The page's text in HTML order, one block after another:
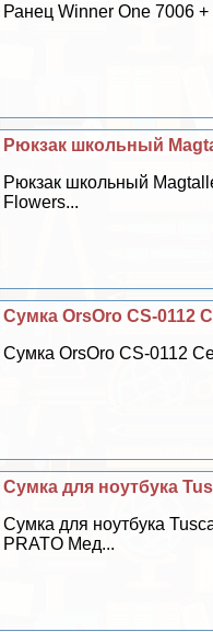
Ранец Winner One 7006
Рюкзак школьный
Рюкзак школьный
Flowers...
Сумка OrsOro CS-0112
Сумка OrsOro CS-0112
Сумка для ноутбука
Сумка для ноутбука
PRATO Мед...